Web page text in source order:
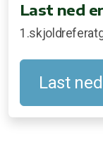
Last ned
Last ned